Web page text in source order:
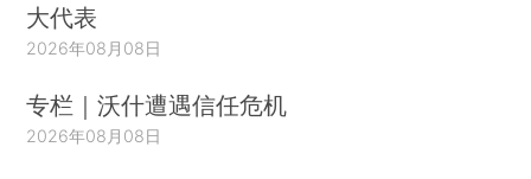
大代表
2026年08月08日
专栏｜沃什遭遇信任危机
2026年08月08日